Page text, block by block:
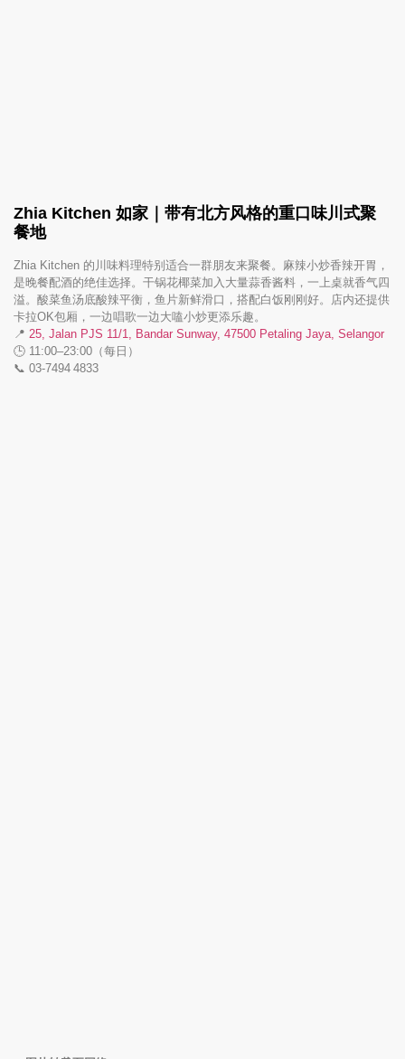
Zhia Kitchen 如家｜带有北方风格的重口味川式聚
餐地
Zhia Kitchen 的川味料理特别适合一群朋友来聚餐。麻辣小炒香辣开胃，
是晚餐配酒的绝佳选择。干锅花椰菜加入大量蒜香酱料，一上桌就香气四
溢。酸菜鱼汤底酸辣平衡，鱼片新鲜滑口，搭配白饭刚刚好。店内还提供
卡拉OK包厢，一边唱歌一边大嗑小炒更添乐趣。
📍 25, Jalan PJS 11/1, Bandar Sunway, 47500 Petaling Jaya, Selangor
🕒 11:00–23:00（每日）
📞 03‑7494 4833